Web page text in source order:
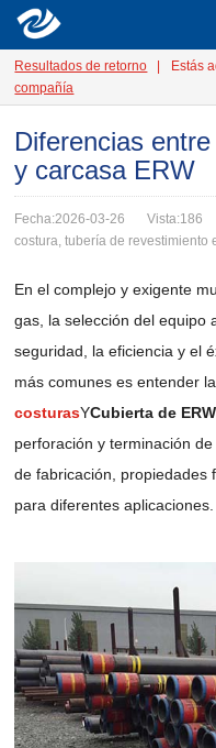
Resultados de retorno Estás
compañía
Diferencias
y carcasa ERW
Fecha:2026-03-26 Vista:186
costura, tubería de revestimiento
En el complejo y exigente
gas, la selección del equipo
seguridad, la eficiencia y el
más comunes es entender
costurasYCubierta de ERW
perforación y terminación
de fabricación, propiedades
para diferentes aplicaciones.